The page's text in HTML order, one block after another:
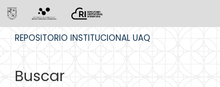
REPOSITORIO INSTITUCIONAL UAQ
Buscar